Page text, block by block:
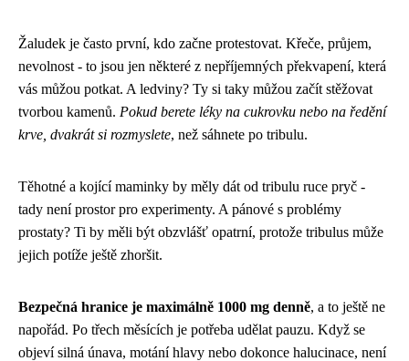
Žaludek je často první, kdo začne protestovat. Křeče, průjem,
nevolnost - to jsou jen některé z nepříjemných překvapení, která
vás můžou potkat. A ledviny? Ty si taky můžou začít stěžovat
tvorbou kamenů. Pokud berete léky na cukrovku nebo na ředění
krve, dvakrát si rozmyslete, než sáhnete po tribulu.
Těhotné a kojící maminky by měly dát od tribulu ruce pryč -
tady není prostor pro experimenty. A pánové s problémy
prostaty? Ti by měli být obzvlášť opatrní, protože tribulus může
jejich potíže ještě zhoršit.
Bezpečná hranice je maximálně 1000 mg denně, a to ještě ne
napořád. Po třech měsících je potřeba udělat pauzu. Když se
objeví silná únava, motání hlavy nebo dokonce halucinace, není